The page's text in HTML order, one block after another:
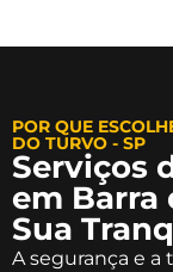
POR QUE
DO TURVO - SP
Serviços
em Barra
Sua
A segurança e